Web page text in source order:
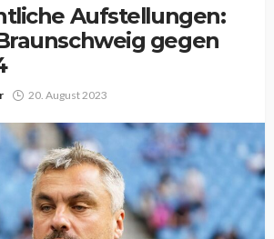
Aufstellungen:
gegen
20. August 2023